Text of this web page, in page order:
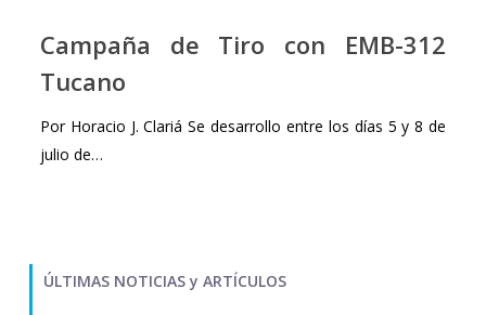
Tiro
con
Tucano
Campaña de Tiro con EMB-312
Tucano
Por Horacio J. Clariá Se desarrollo entre los días 5 y 8 de
julio de…
ÚLTIMAS NOTICIAS y ARTÍCULOS